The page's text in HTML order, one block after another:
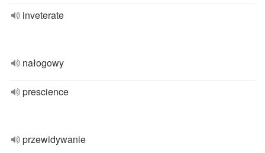
inveterate
nałogowy
prescience
przewidywanie